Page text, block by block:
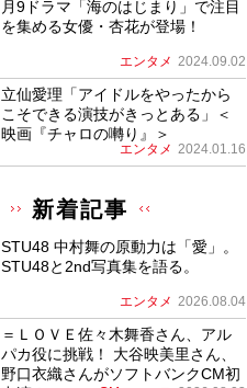
月9ドラマ「海のはじまり」で注目
を集める女優・杏花が登場！
エンタメ 2024.09.02
立仙愛理「アイドルをやったから
こそできる演技がきっとある」＜
映画『チャロの囀り』＞
エンタメ 2024.01.16
新着記事
STU48 中村舞の原動力は「愛」。
STU48と2nd写真集を語る。
エンタメ 2026.08.04
＝ＬＯＶＥ佐々木舞香さん、アル
パカ役に挑戦！ 大谷映美里さん、
野口衣織さんがソフトバンクCM初